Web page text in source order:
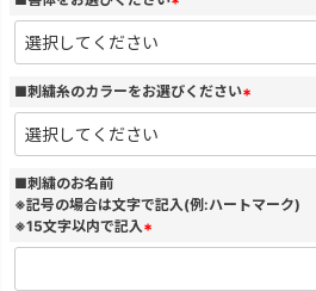
(
須
)
■刺繍糸のカラーをお選びください
(
須
■刺繍のお名前
※記号の場合は文字で記入(例:ハートマーク)
※15文字以内で記入
(